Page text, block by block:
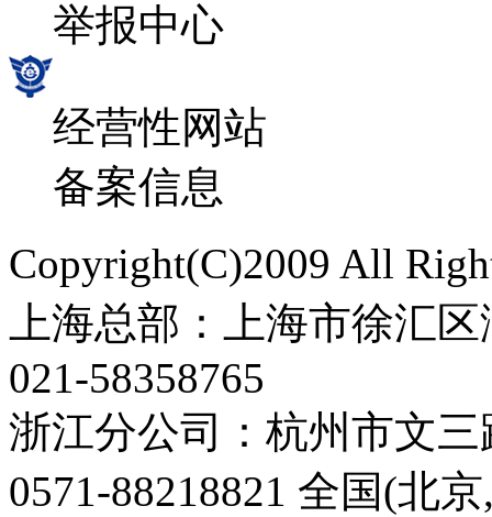
举报中心
经营性网站
备案信息
Copyright(C)2009 All
上海总部：上海市徐汇
021-58358765
浙江分公司：杭州市文
0571-88218821 全国(北